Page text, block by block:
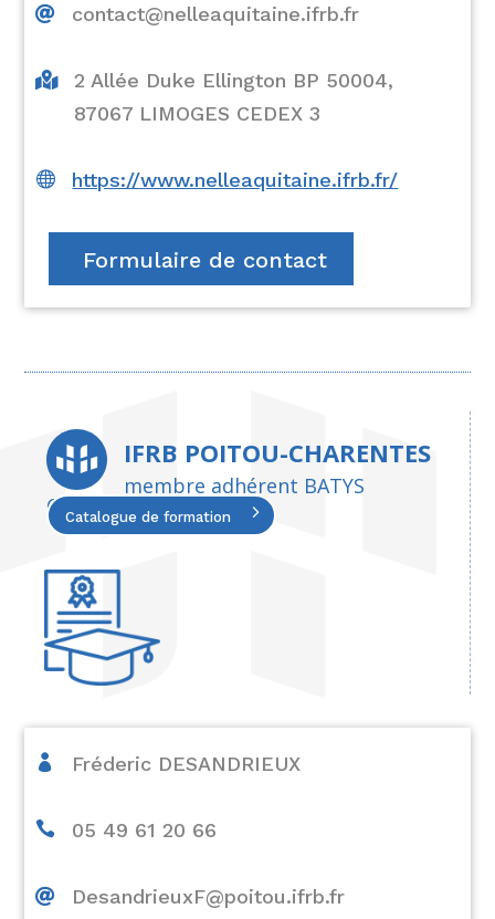
 contact@nelleaquitaine.ifrb.fr

2 Allée Duke Ellington BP 50004,
87067 LIMOGES CEDEX 3
 https://www.nelleaquitaine.ifrb.fr/
Formulaire de contact
IFRB POITOU-CHARENTES
membre adhérent BATYS
COMPETENCES
Catalogue de formation
 Fréderic DESANDRIEUX
 05 49 61 20 66
 DesandrieuxF@poitou.ifrb.fr